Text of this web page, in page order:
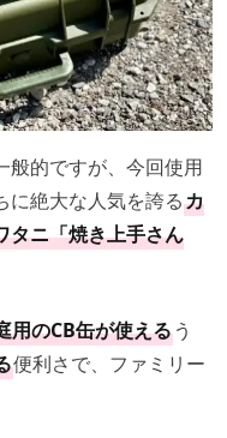
般的ですが、今回使用
に絶大な人気を誇るカ
タニ「焼き上手さん
用のCB缶が使えるう
便利さで、ファミリー